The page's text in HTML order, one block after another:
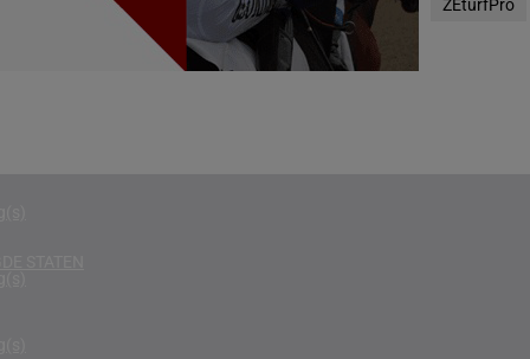
STATEN
ZEturfPro